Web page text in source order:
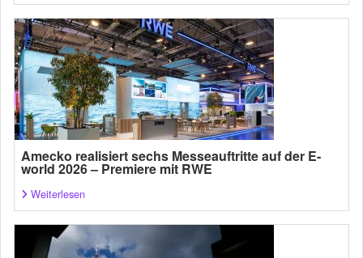
Amecko realisiert sechs Messeauftritte auf der E-
world 2026 – Premiere mit RWE
Weiterlesen